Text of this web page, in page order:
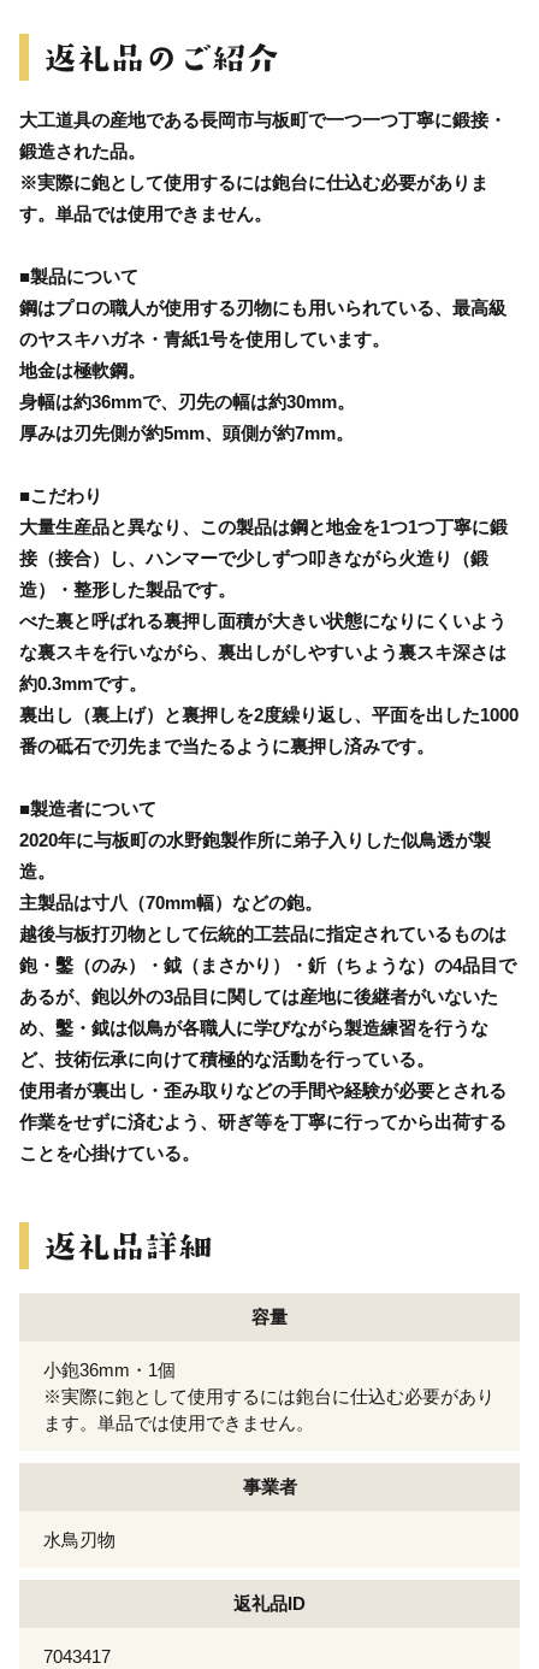
大工道具の産地である長岡市与板町で一つ一つ丁寧に鍛接・
鍛造された品。
※実際に鉋として使用するには鉋台に仕込む必要がありま
す。単品では使用できません。
■製品について
鋼はプロの職人が使用する刃物にも用いられている、最高級
のヤスキハガネ・青紙1号を使用しています。
地金は極軟鋼。
身幅は約36mmで、刃先の幅は約30mm。
厚みは刃先側が約5mm、頭側が約7mm。
■こだわり
大量生産品と異なり、この製品は鋼と地金を1つ1つ丁寧に鍛
接（接合）し、ハンマーで少しずつ叩きながら火造り（鍛
造）・整形した製品です。
べた裏と呼ばれる裏押し面積が大きい状態になりにくいよう
な裏スキを行いながら、裏出しがしやすいよう裏スキ深さは
約0.3mmです。
裏出し（裏上げ）と裏押しを2度繰り返し、平面を出した1000
番の砥石で刃先まで当たるように裏押し済みです。
■製造者について
2020年に与板町の水野鉋製作所に弟子入りした似鳥透が製
造。
主製品は寸八（70mm幅）などの鉋。
越後与板打刃物として伝統的工芸品に指定されているものは
鉋・鑿（のみ）・鉞（まさかり）・釿（ちょうな）の4品目で
あるが、鉋以外の3品目に関しては産地に後継者がいないた
め、鑿・鉞は似鳥が各職人に学びながら製造練習を行うな
ど、技術伝承に向けて積極的な活動を行っている。
使用者が裏出し・歪み取りなどの手間や経験が必要とされる
作業をせずに済むよう、研ぎ等を丁寧に行ってから出荷する
ことを心掛けている。
容量
小鉋36mm・1個
※実際に鉋として使用するには鉋台に仕込む必要があり
ます。単品では使用できません。
事業者
水鳥刃物
返礼品ID
7043417